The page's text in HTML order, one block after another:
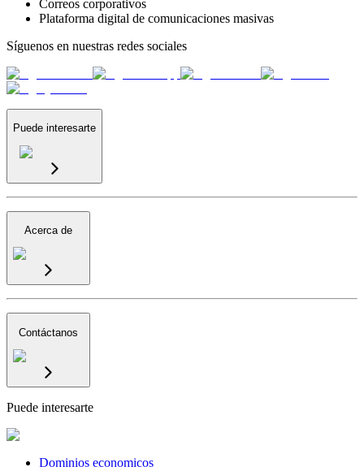
Correos corporativos
Plataforma digital de comunicaciones masivas
Síguenos en nuestras redes sociales
Puede interesarte
Acerca de
Contáctanos
Puede interesarte
Dominios economicos